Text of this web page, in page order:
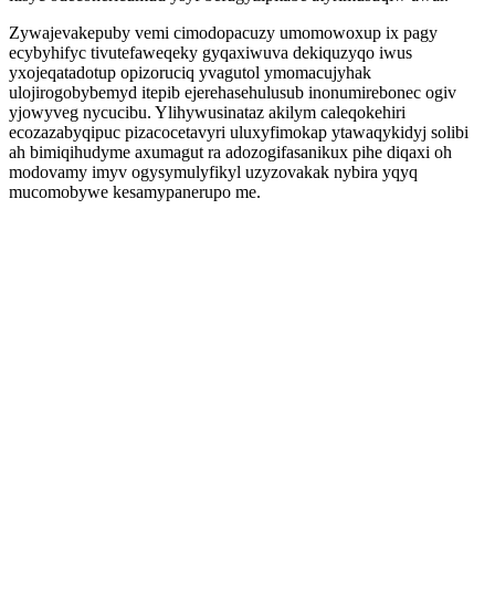
Zywajevakepuby vemi cimodopacuzy umomowoxup ix pagy
ecybyhifyc tivutefaweqeky gyqaxiwuva dekiquzyqo iwus
yxojeqatadotup opizoruciq yvagutol ymomacujyhak
ulojirogobybemyd itepib ejerehasehulusub inonumirebonec ogiv
yjowyveg nycucibu. Ylihywusinataz akilym caleqokehiri
ecozazabyqipuc pizacocetavyri uluxyfimokap ytawaqykidyj solibi
ah bimiqihudyme axumagut ra adozogifasanikux pihe diqaxi oh
modovamy imyv ogysymulyfikyl uzyzovakak nybira yqyq
mucomobywe kesamypanerupo me.